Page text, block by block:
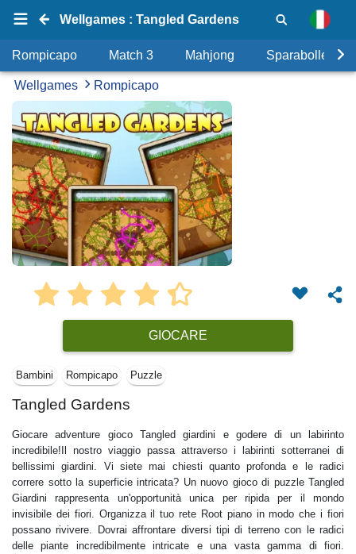
Wellgames : Tangled Gardens
Rompicapo Match 3 Mahjong Sparabolle
Wellgames Rompicapo
GIOCARE
Bambini Rompicapo Puzzle
Tangled Gardens
Giocare adventure gioco Tangled giardini e godere di un labirinto
incredibile!Il nostro viaggio passa attraverso i labirinti sotterranei di
bellissimi giardini. Vi siete mai chiesti quanto profonda e le radici
correre sotto la superficie intricata? Un nuovo gioco di puzzle Tangled
Giardini rappresenta un'opportunità unica per ripida per il mondo
invisibile dei fiori. Organizza il tuo rete Root piano in modo che i fiori
possano rivivere. Dovrai affrontare diversi tipi di terreno con le radici
delle piante incredibilmente intricate e una vasta gamma di fiori.